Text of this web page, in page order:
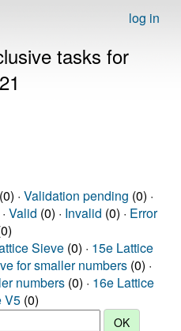
log in
tasks for
· Validation pending (0) ·
Valid (0) · Invalid (0) · Error
Sieve (0) · 15e Lattice
for smaller numbers (0) ·
numbers (0) · 16e Lattice
V5 (0)